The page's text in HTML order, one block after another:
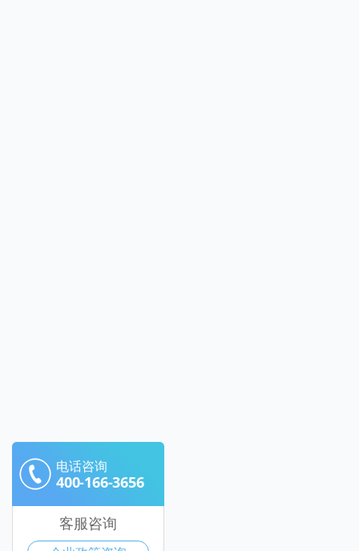
电话咨询
400-166-3656
客服咨询